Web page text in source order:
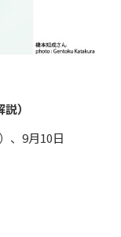
）
、9月10日